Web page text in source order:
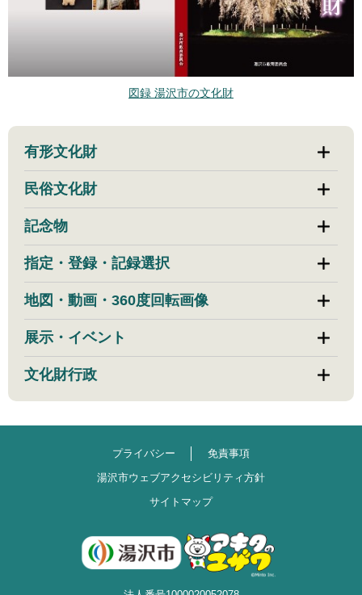
図録 湯沢市の文化財
有形文化財
民俗文化財
記念物
指定・登録・記録選択
地図・動画・360度回転画像
展示・イベント
文化財行政
プライバシー
免責事項
湯沢市ウェブアクセシビリティ方針
サイトマップ